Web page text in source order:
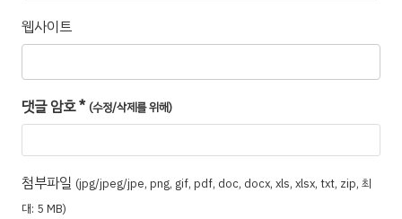
웹사이트
댓글 암호* (수정/삭제를 위해)
첨부파일 (jpg/jpeg/jpe, png, gif, pdf, doc, docx, xls, xlsx, txt, zip, 최
대: 5 MB)